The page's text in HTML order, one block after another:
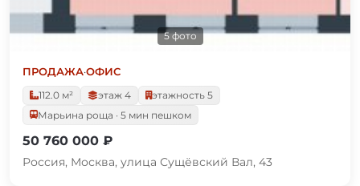
5 фото
ПРОДАЖА·ОФИС
112.0 м²
этаж 4
этажность 5
Марьина роща · 5 мин пешком
50 760 000 ₽
Россия, Москва, улица Сущёвский Вал, 43